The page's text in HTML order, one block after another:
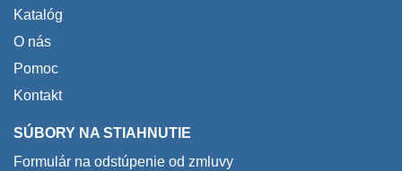
Katalóg
O nás
Pomoc
Kontakt
SÚBORY NA STIAHNUTIE
Formulár na odstúpenie od zmluvy